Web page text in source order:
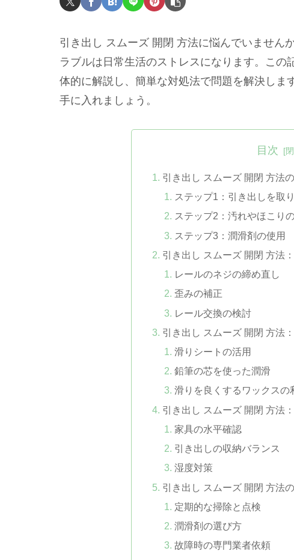
引き出し スムーズ 開閉 方法に悩んでいません
ラブルは日常生活のストレスになります。こ
体的に解説し、簡単な対処法で問題を解決しま
手に入れましょう。
目次
引き出し スムーズ 開閉 方法
ステップ1：引き出しを取
ステップ2：汚れやほこり
ステップ3：潤滑剤の使用
引き出し スムーズ 開閉 方法
レールのネジの締め直し
歪みの補正
レール交換の検討
引き出し スムーズ 開閉 方法
滑りシートの活用
鉛筆の芯を使った潤滑
滑りを良くするワックスの
引き出し スムーズ 開閉 方法
家具の水平確認
引き出しの収納バランス
湿度対策
引き出し スムーズ 開閉 方法
定期的な掃除と点検
潤滑剤の選び方
故障時の専門業者依頼